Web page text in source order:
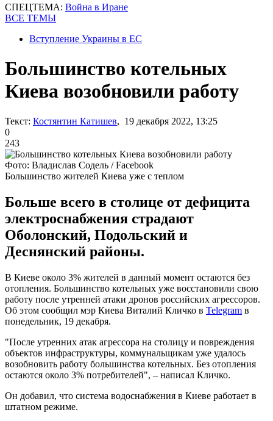
СПЕЦТЕМА: Война в Иране
ВСЕ ТЕМЫ
Вступление Украины в ЕС
Большинство котельных
Киева возобновили работу
Текст: Костянтин Катишев, 19 декабря 2022, 13:25
0
243
Фото: Владислав Содель / Facebook
Большинство жителей Киева уже с теплом
Больше всего в столице от дефицита
электроснабжения страдают
Оболонский, Подольский и
Деснянский районы.
В Киеве около 3% жителей в данный момент остаются без
отопления. Большинство котельных уже восстановили свою
работу после утренней атаки дронов российских агрессоров.
Об этом сообщил мэр Киева Виталий Кличко в Telegram в
понедельник, 19 декабря.
"После утренних атак агрессора на столицу и повреждения
объектов инфраструктуры, коммунальщикам уже удалось
возобновить работу большинства котельных. Без отопления
остаются около 3% потребителей", – написал Кличко.
Он добавил, что система водоснабжения в Киеве работает в
штатном режиме.